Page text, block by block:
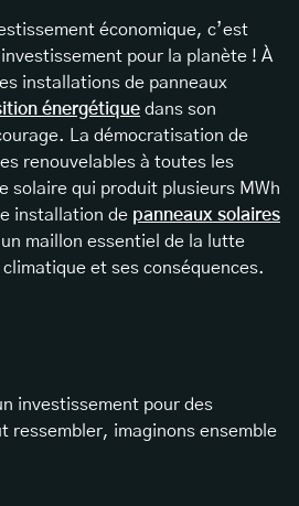
économique, c’est
pour la planète ! À
installations de panneaux
énergétique dans son
La démocratisation de
renouvelables à toutes les
solaire qui produit plusieurs MWh
installation de panneaux solaires
maillon essentiel de la lutte
et ses conséquences.
investissement pour des
ressembler, imaginons ensemble